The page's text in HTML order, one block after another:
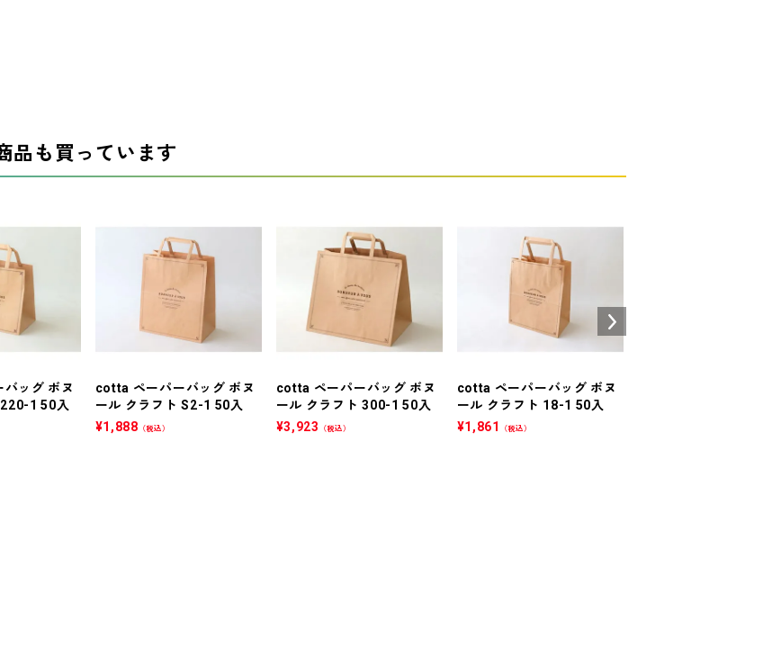
品も買っています
ッグ ボヌ
1 50入
cotta ペーパーバッグ ボヌ
ール クラフト S2-1 50入
¥1,888 （税込）
cotta ペーパーバッグ ボヌ
ール クラフト 300-1 50入
¥3,923 （税込）
cotta ペーパーバッグ ボヌ
ール クラフト 18-1 50入
¥1,861 （税込）